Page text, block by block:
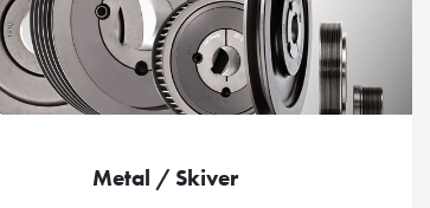
Metal / Skiver